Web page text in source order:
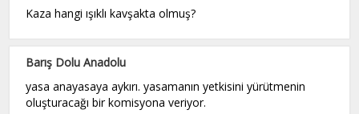
Kaza hangi ışıklı kavşakta olmuş?
Barış Dolu Anadolu
yasa anayasaya aykırı. yasamanın yetkisini yürütmenin
oluşturacağı bir komisyona veriyor.